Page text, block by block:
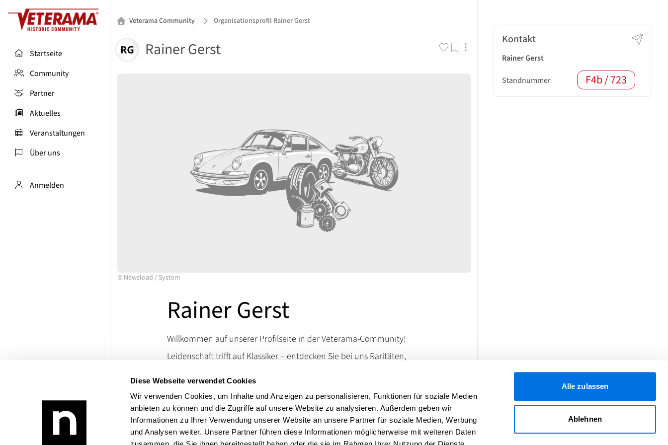
Diese Webseite verwendet Cookies
Wir verwenden Cookies, um Inhalte und Anzeigen zu personalisieren, Funktionen für soziale Medien
anbieten zu können und die Zugriffe auf unsere Website zu analysieren. Außerdem geben wir
Informationen zu Ihrer Verwendung unserer Website an unsere Partner für soziale Medien, Werbung
und Analysen weiter. Unsere Partner führen diese Informationen möglicherweise mit weiteren Daten
Alle zulassen
Ablehnen
Startseite
Community
Partner
Aktuelles
Veranstaltungen
Über uns
Anmelden
Veterama Community Organisationsprofil Rainer Gerst
Rainer Gerst
© Newsload / System
Rainer Gerst
Willkommen auf unserer Profilseite in der Veterama-Community!
Leidenschaft trifft auf Klassiker – entdecken Sie bei uns Raritäten,
lassen. Besuchen Sie uns auf der VETERAMA und tauchen Sie ein in
die Welt klassischen Raritäten.
Bei Rückfragen erreichen Sie uns über unsere Kontaktdaten.
Produktangebot:
Autoteile Opel, Jaguar, Austin Healey, Werkzeug
Kontakt
Rainer Gerst
Standnummer F4b / 723